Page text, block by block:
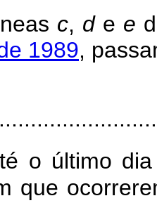
c, de e
1989,
o último
que